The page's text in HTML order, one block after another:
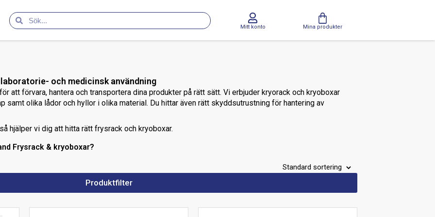
Mitt konto Mina produkter
och medicinsk användning
att förvara, hantera och transportera dina produkter på rätt sätt. Vi erbjuder kryorack och kryoboxar
olika lådor och hyllor i olika material. Du hittar även rätt skyddsutrustning för hantering av
hjälper vi dig att hitta rätt frysrack och kryoboxar.
Frysrack & kryoboxar?
Produktfilter